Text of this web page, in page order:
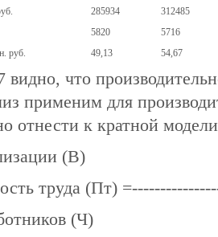
285934
312485
5820
5716
руб.
49,13 54,67
что
применим для
отнести к кратной
(В)
труда (Пт)
(Ч)